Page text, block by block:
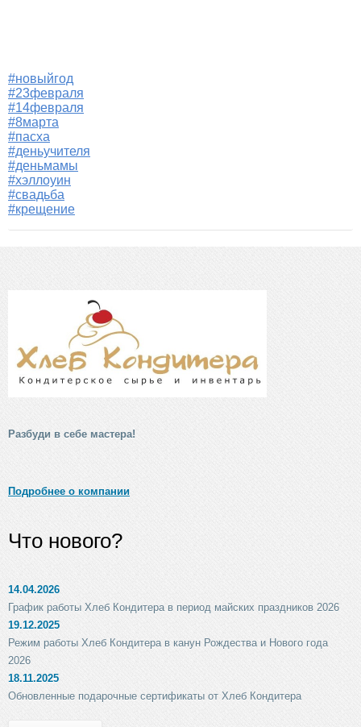
#новыйгод
#23февраля
#14февраля
#8марта
#пасха
#деньучителя
#деньмамы
#хэллоуин
#свадьба
#крещение
Разбуди в себе мастера!
Подробнее о компании
Что нового?
14.04.2026
График работы Хлеб Кондитера в период майских праздников 2026
19.12.2025
Режим работы Хлеб Кондитера в канун Рождества и Нового года
2026
18.11.2025
Обновленные подарочные сертификаты от Хлеб Кондитера